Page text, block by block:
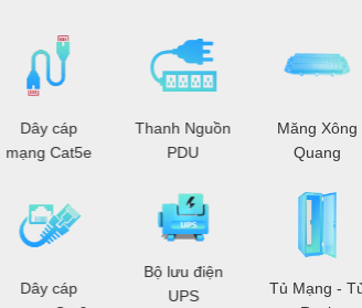
Dây cáp
mạng Cat5e
Dây cáp
Thanh Nguồn
PDU
Bộ lưu điện
UPS
Măng Xông
Quang
Tủ Mạng -